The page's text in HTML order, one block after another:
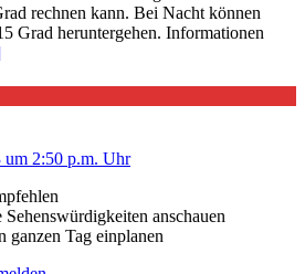
rechnen kann. Bei Nacht können
Grad heruntergehen. Informationen
um 2:50 p.m. Uhr
anschauen
ganzen Tag einplanen